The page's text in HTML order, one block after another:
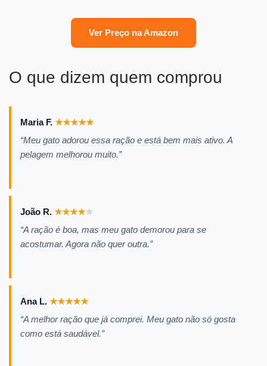
Ver Preço na Amazon
O que dizem quem comprou
Maria F. ★★★★★
“Meu gato adorou essa ração e está bem mais ativo. A
pelagem melhorou muito.”
João R. ★★★★★
“A ração é boa, mas meu gato demorou para se
acostumar. Agora não quer outra.”
Ana L. ★★★★★
“A melhor ração que já comprei. Meu gato não só gosta
como está saudável.”